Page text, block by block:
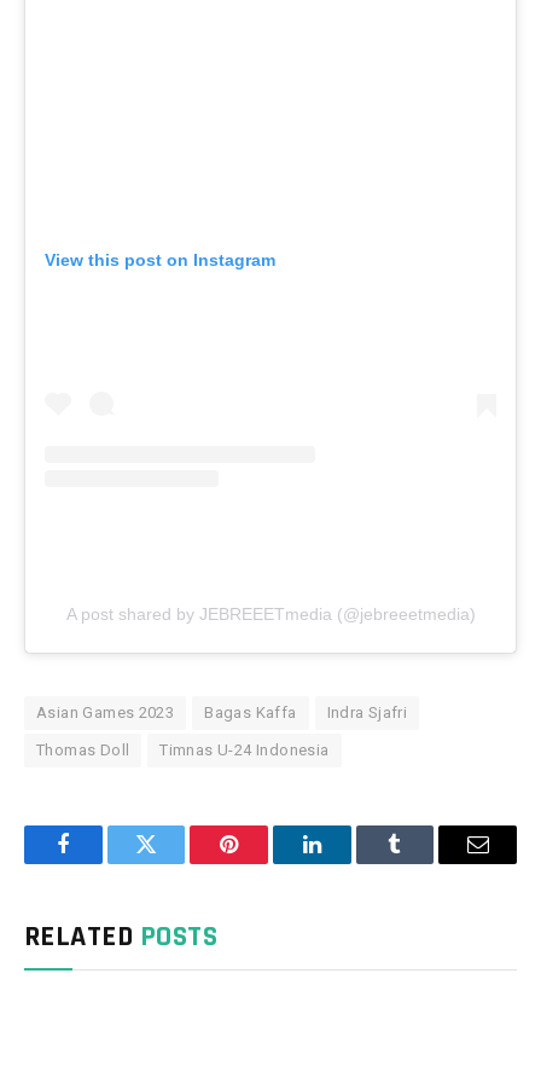
View this post on Instagram
A post shared by JEBREEETmedia (@jebreeetmedia)
Asian Games 2023 Bagas Kaffa Indra Sjafri
Thomas Doll Timnas U-24 Indonesia
FacebookTwitter Pinterest LinkedInTumblr Email
RELATED POSTS